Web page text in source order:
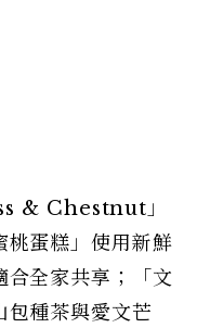
& Chestnut」
桃蛋糕」使用新鮮
合全家共享；「文
包種茶與愛文芒